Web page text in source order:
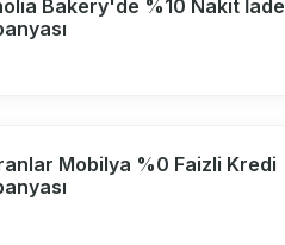
Bakery'de %10 Nakit İade
Mobilya %0 Faizli Kredi